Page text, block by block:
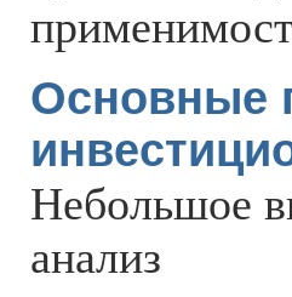
Основные
Небольшое
анализ